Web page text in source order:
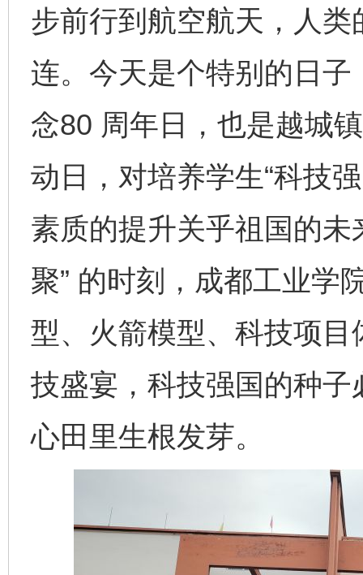
步前行到航空航天，人
连。今天是个特别的日
念80 周年日，也是越城
动日，对培养学生“科技
素质的提升关乎祖国的
聚” 的时刻，成都工业学
型、火箭模型、科技项
技盛宴，科技强国的种
心田里生根发芽。